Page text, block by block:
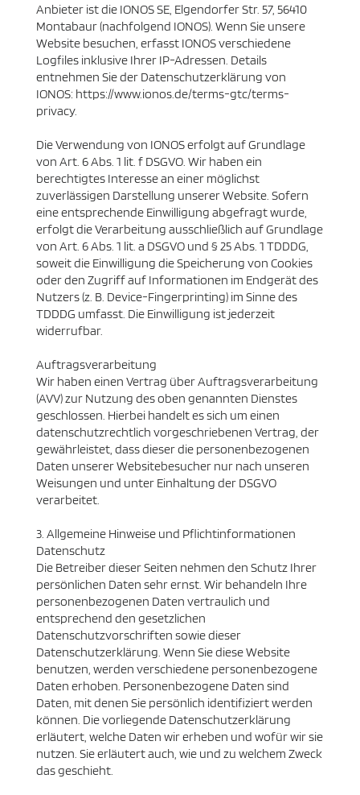
Anbieter ist die IONOS SE, Elgendorfer Str. 57, 56410
Montabaur (nachfolgend IONOS). Wenn Sie unsere
Website besuchen, erfasst IONOS verschiedene
Logfiles inklusive Ihrer IP-Adressen. Details
entnehmen Sie der Datenschutzerklärung von
IONOS: https://www.ionos.de/terms-gtc/terms-
privacy.
Die Verwendung von IONOS erfolgt auf Grundlage
von Art. 6 Abs. 1 lit. f DSGVO. Wir haben ein
berechtigtes Interesse an einer möglichst
zuverlässigen Darstellung unserer Website. Sofern
eine entsprechende Einwilligung abgefragt wurde,
erfolgt die Verarbeitung ausschließlich auf Grundlage
von Art. 6 Abs. 1 lit. a DSGVO und § 25 Abs. 1 TDDDG,
soweit die Einwilligung die Speicherung von Cookies
oder den Zugriff auf Informationen im Endgerät des
Nutzers (z. B. Device-Fingerprinting) im Sinne des
TDDDG umfasst. Die Einwilligung ist jederzeit
widerrufbar.
Auftragsverarbeitung
Wir haben einen Vertrag über Auftragsverarbeitung
(AVV) zur Nutzung des oben genannten Dienstes
geschlossen. Hierbei handelt es sich um einen
datenschutzrechtlich vorgeschriebenen Vertrag, der
gewährleistet, dass dieser die personenbezogenen
Daten unserer Websitebesucher nur nach unseren
Weisungen und unter Einhaltung der DSGVO
verarbeitet.
3. Allgemeine Hinweise und Pflicht­informationen
Datenschutz
Die Betreiber dieser Seiten nehmen den Schutz Ihrer
persönlichen Daten sehr ernst. Wir behandeln Ihre
personenbezogenen Daten vertraulich und
entsprechend den gesetzlichen
Datenschutzvorschriften sowie dieser
Datenschutzerklärung. Wenn Sie diese Website
benutzen, werden verschiedene personenbezogene
Daten erhoben. Personenbezogene Daten sind
Daten, mit denen Sie persönlich identifiziert werden
können. Die vorliegende Datenschutzerklärung
erläutert, welche Daten wir erheben und wofür wir sie
nutzen. Sie erläutert auch, wie und zu welchem Zweck
das geschieht.